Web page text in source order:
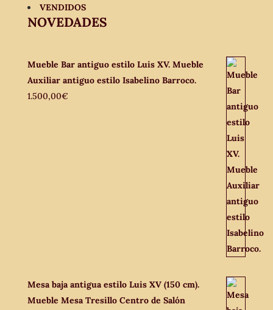
VENDIDOS
NOVEDADES
Mueble Bar antiguo estilo Luis XV. Mueble
Auxiliar antiguo estilo Isabelino Barroco.
1.500,00€
Mesa baja antigua estilo Luis XV (150 cm).
Mueble Mesa Tresillo Centro de Salón